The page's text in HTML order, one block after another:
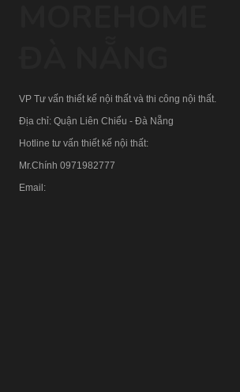
VP Tư vấn thiết kế nội thất và thi công nội thất.
Địa chỉ: Quận Liên Chiểu - Đà Nẵng
Hotline tư vấn thiết kế nội thất:
Mr.Chính 0971982777
Email: